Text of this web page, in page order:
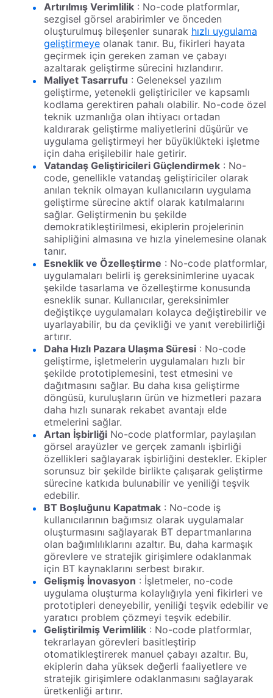
Artırılmış Verimlilik : No-code platformlar,
sezgisel görsel arabirimler ve önceden
oluşturulmuş bileşenler sunarak hızlı uygulama
geliştirmeye olanak tanır. Bu, fikirleri hayata
geçirmek için gereken zaman ve çabayı
azaltarak geliştirme sürecini hızlandırır.
Maliyet Tasarrufu : Geleneksel yazılım
geliştirme, yetenekli geliştiriciler ve kapsamlı
kodlama gerektiren pahalı olabilir. No-code özel
teknik uzmanlığa olan ihtiyacı ortadan
kaldırarak geliştirme maliyetlerini düşürür ve
uygulama geliştirmeyi her büyüklükteki işletme
için daha erişilebilir hale getirir.
Vatandaş Geliştiricileri Güçlendirmek : No-
code, genellikle vatandaş geliştiriciler olarak
anılan teknik olmayan kullanıcıların uygulama
geliştirme sürecine aktif olarak katılmalarını
sağlar. Geliştirmenin bu şekilde
demokratikleştirilmesi, ekiplerin projelerinin
sahipliğini almasına ve hızla yinelemesine olanak
tanır.
Esneklik ve Özelleştirme : No-code platformlar,
uygulamaları belirli iş gereksinimlerine uyacak
şekilde tasarlama ve özelleştirme konusunda
esneklik sunar. Kullanıcılar, gereksinimler
değiştikçe uygulamaları kolayca değiştirebilir ve
uyarlayabilir, bu da çevikliği ve yanıt verebilirliği
artırır.
Daha Hızlı Pazara Ulaşma Süresi : No-code
geliştirme, işletmelerin uygulamaları hızlı bir
şekilde prototiplemesini, test etmesini ve
dağıtmasını sağlar. Bu daha kısa geliştirme
döngüsü, kuruluşların ürün ve hizmetleri pazara
daha hızlı sunarak rekabet avantajı elde
etmelerini sağlar.
Artan İşbirliği No-code platformlar, paylaşılan
görsel arayüzler ve gerçek zamanlı işbirliği
özellikleri sağlayarak işbirliğini destekler. Ekipler
sorunsuz bir şekilde birlikte çalışarak geliştirme
sürecine katkıda bulunabilir ve yeniliği teşvik
edebilir.
BT Boşluğunu Kapatmak : No-code iş
kullanıcılarının bağımsız olarak uygulamalar
oluşturmasını sağlayarak BT departmanlarına
olan bağımlılıklarını azaltır. Bu, daha karmaşık
görevlere ve stratejik girişimlere odaklanmak
için BT kaynaklarını serbest bırakır.
Gelişmiş İnovasyon : İşletmeler, no-code
uygulama oluşturma kolaylığıyla yeni fikirleri ve
prototipleri deneyebilir, yeniliği teşvik edebilir ve
yaratıcı problem çözmeyi teşvik edebilir.
Geliştirilmiş Verimlilik : No-code platformlar,
tekrarlayan görevleri basitleştirip
otomatikleştirerek manuel çabayı azaltır. Bu,
ekiplerin daha yüksek değerli faaliyetlere ve
stratejik girişimlere odaklanmasını sağlayarak
üretkenliği artırır.